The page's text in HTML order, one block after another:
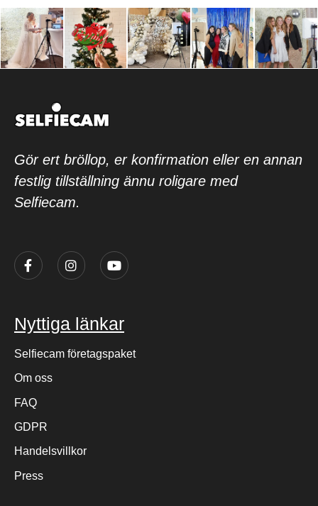
Gör ert bröllop, er konfirmation eller en annan
festlig tillställning ännu roligare med
Selfiecam.
Nyttiga länkar
Selfiecam företagspaket
Om oss
FAQ
GDPR
Handelsvillkor
Press